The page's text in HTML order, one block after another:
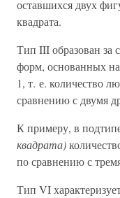
оставшихся двух
квадрата.
Тип III образован за
форм, основанных
1, т. е. количество
сравнению с двумя
К примеру, в
квадрата)
по сравнению с
Тип VI